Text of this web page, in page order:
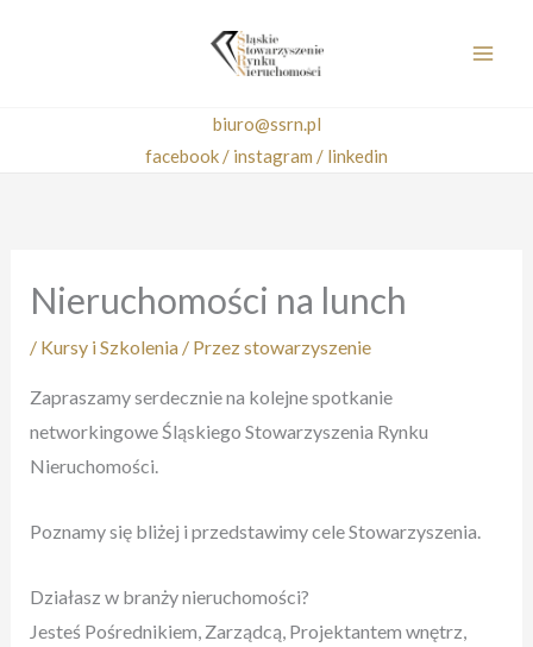
biuro@ssrn.pl
facebook / instagram / linkedin
Nieruchomości na lunch
/ Kursy i Szkolenia/ Przezstowarzyszenie
Zapraszamy serdecznie na kolejne spotkanie
networkingowe Śląskiego Stowarzyszenia Rynku
Nieruchomości.
Poznamy się bliżej i przedstawimy cele Stowarzyszenia.
Działasz w branży nieruchomości?
Jesteś Pośrednikiem, Zarządcą, Projektantem wnętrz,